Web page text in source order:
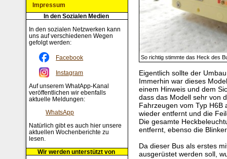
So richtig stimmte das Heck des
Eigentlich sollte der
Immerhin war dieses
einem Hinweis und dem
dass das Modell sehr von
Fahrzeugen vom Typ H6B
wieder entfernt und die
Die gesamte
entfernt, ebenso die
Da dieser Bus als erstes
ausgerüstet werden soll,
Impressum
In den Sozialen Medien
In den sozialen Netzwerken kann
uns auf verschiedenen Wegen
gefolgt werden:
Facebook
Instagram
Auf unserem WhatApp-Kanal
veröffentlichen wir ebenfalls
aktuelle Meldungen:
WhatsApp
Natürlich gibt es auch hier unsere
aktuellen Wochenberichte zu
lesen.
Wir werden unterstützt von